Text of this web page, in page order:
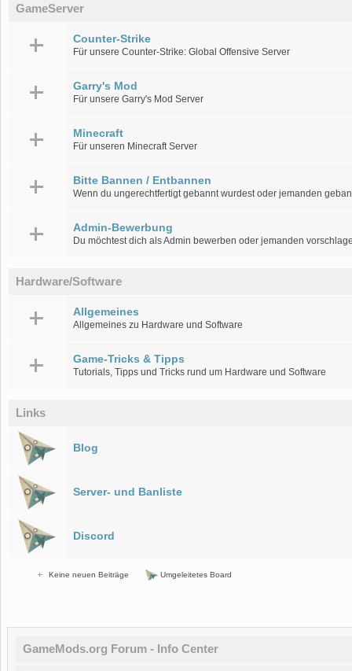
GameServer
Counter-Strike
Für unsere Counter-Strike: Global Offensive Server
Garry's Mod
Für unsere Garry's Mod Server
Minecraft
Für unseren Minecraft Server
Bitte Bannen / Entbannen
Wenn du ungerechtfertigt gebannt wurdest oder jemanden
Admin-Bewerbung
Du möchtest dich als Admin bewerben oder jemanden
Hardware/Software
Allgemeines
Allgemeines zu Hardware und Software
Game-Tricks & Tipps
Tutorials, Tipps und Tricks rund um Hardware und Software
Links
Blog
Server- und Banliste
Discord
Keine neuen Beiträge Umgeleitetes Board
GameMods.org Forum - Info Center